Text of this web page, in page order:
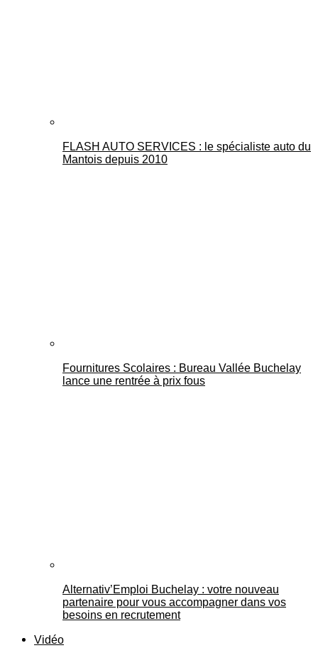
FLASH AUTO SERVICES : le spécialiste auto du
Mantois depuis 2010
Fournitures Scolaires : Bureau Vallée Buchelay
lance une rentrée à prix fous
Alternativ’Emploi Buchelay : votre nouveau
partenaire pour vous accompagner dans vos
besoins en recrutement
Vidéo